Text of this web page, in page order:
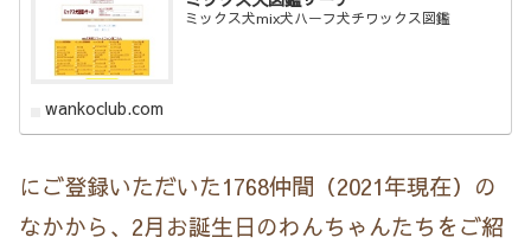
ミックス犬mix犬ハーフ犬チワックス図鑑
wankoclub.com
にご登録いただいた1768仲間（2021年現在）の
なかから、2月お誕生日のわんちゃんたちをご紹